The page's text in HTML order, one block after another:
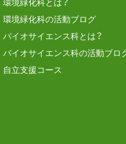
環境緑化科とは？
環境緑化科の活動ブログ
バイオサイエンス科とは？
バイオサイエンス科の活動ブロ
自立支援コース